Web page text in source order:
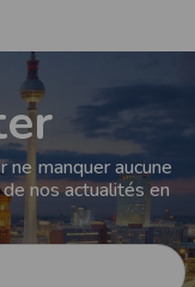
manquer aucune
nos actualités en